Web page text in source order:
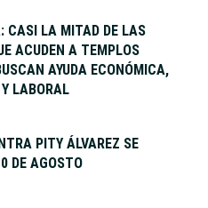
CASI LA MITAD DE LAS
ACUDEN A TEMPLOS
AYUDA ECONÓMICA,
LABORAL
PITY ÁLVAREZ SE
DE AGOSTO